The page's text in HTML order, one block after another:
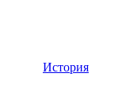
История